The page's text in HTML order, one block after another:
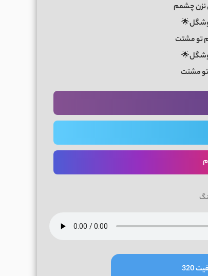
نزن چشمم
تو مشتت
مشتت
320